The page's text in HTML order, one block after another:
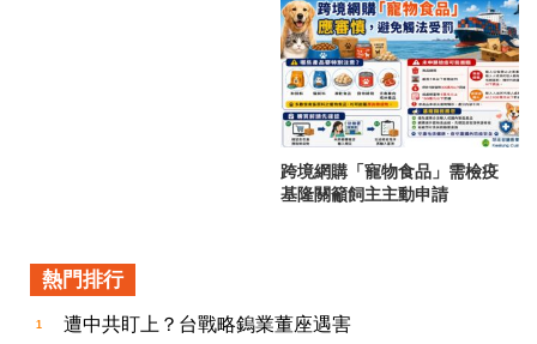
跨境網購「寵物食品」需檢疫
基隆關籲飼主主動申請
熱門排行
1 遭中共盯上？台戰略鎢業董座遇害